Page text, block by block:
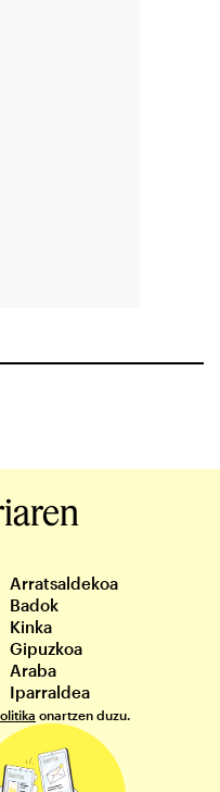
Arratsaldekoa
Badok
Kinka
Gipuzkoa
Araba
Iparraldea
onartzen duzu.